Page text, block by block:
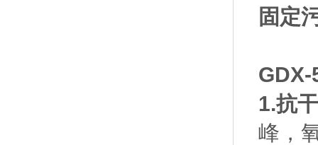
固定
GDX-
1.抗
峰，